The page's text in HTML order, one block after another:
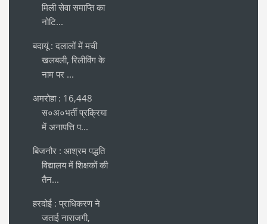
मिली सेवा समाप्ति का
नोटि...
बदायूं : दलालों में मची
खलबली, रिलीविंग के
नाम पर ...
अमरोहा : 16,448
स०अ०भर्ती प्रक्रिया
में अनापत्ति प...
बिजनौर : आश्रम पद्धति
विद्यालय में शिक्षकों की
तैन...
हरदोई : प्राधिकरण ने
जताई नाराजगी,